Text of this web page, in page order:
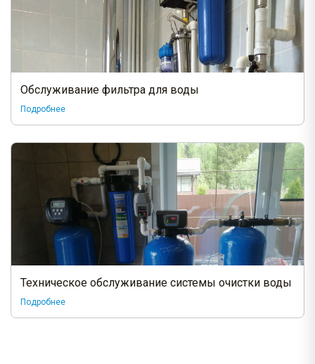
Обслуживание фильтра для воды
Подробнее
Техническое обслуживание системы очистки воды
Подробнее